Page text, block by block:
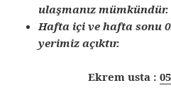
ulaşmanız mümkündür.
Hafta içi ve hafta sonu
yerimiz açıktır.
Ekrem usta :